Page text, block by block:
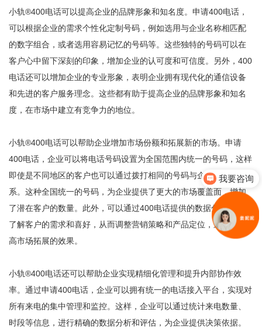
小轨®400电话可以提高企业的品牌形象和知名度。申请400电话，
可以根据企业的需求个性化定制号码，例如选用与企业名称相匹配
的数字组合，或者选用容易记忆的号码等。这些独特的号码可以在
客户心中留下深刻的印象，增加企业的认可度和可信度。另外，400
电话还可以增加企业的专业形象，表明企业拥有现代化的通信设备
和先进的客户服务理念。这些都有助于提高企业的品牌形象和知名
度，在市场中建立有竞争力的地位。
小轨®400电话可以帮助企业增加市场份额和拓展新的市场。申请
400电话，企业可以将电话号码设置为全国范围内统一的号码，这样
即使是不同地区的客户也可以通过拨打相同的号码与企业取得联
系。这种全国统一的号码，为企业提供了更大的市场覆盖面，增加
了潜在客户的数量。此外，可以通过400电话提供的数据分析功能，
了解客户的需求和喜好，从而调整营销策略和产品定位，进一步提
高市场拓展的效果。
小轨®400电话还可以帮助企业实现精细化管理和提升内部协作效
率。通过申请400电话，企业可以拥有统一的电话接入平台，实现对
所有来电的集中管理和监控。这样，企业可以通过统计来电数量、
时段等信息，进行精确的数据分析和评估，为企业提供决策依据。
我要咨询